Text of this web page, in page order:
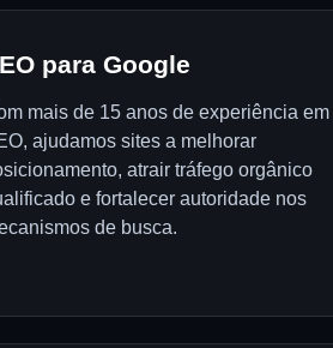
para Google
mais de 15 anos de experiência em
ajudamos sites a melhorar
atrair tráfego orgânico
e fortalecer autoridade nos
de busca.